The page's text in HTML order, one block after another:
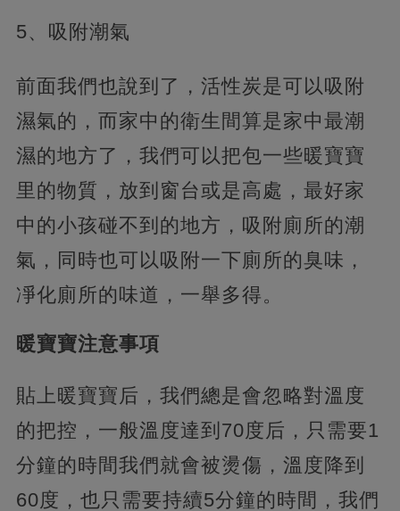
5、吸附潮氣
前面我們也說到了，活性炭是可以吸附
濕氣的，而家中的衛生間算是家中最潮
濕的地方了，我們可以把包一些暖寶寶
里的物質，放到窗台或是高處，最好家
中的小孩碰不到的地方，吸附廁所的潮
氣，同時也可以吸附一下廁所的臭味，
凈化廁所的味道，一舉多得。
暖寶寶注意事項
貼上暖寶寶后，我們總是會忽略對溫度
的把控，一般溫度達到70度后，只需要1
分鐘的時間我們就會被燙傷，溫度降到
60度，也只需要持續5分鐘的時間，我們